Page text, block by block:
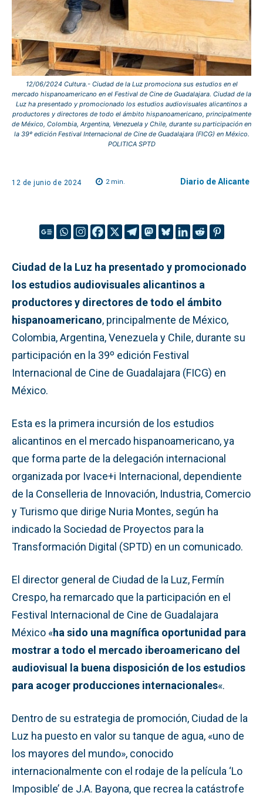
12/06/2024 Cultura.- Ciudad de la Luz promociona sus estudios en el
mercado hispanoamericano en el Festival de Cine de Guadalajara. Ciudad de la
Luz ha presentado y promocionado los estudios audiovisuales alicantinos a
productores y directores de todo el ámbito hispanoamericano, principalmente
de México, Colombia, Argentina, Venezuela y Chile, durante su participación en
la 39º edición Festival Internacional de Cine de Guadalajara (FICG) en México.
POLITICA SPTD
12 de junio de 2024 2min. Diario de Alicante
Ciudad de la Luz ha presentado y promocionado
los estudios audiovisuales alicantinos a
productores y directores de todo el ámbito
hispanoamericano, principalmente de México,
Colombia, Argentina, Venezuela y Chile, durante su
participación en la 39º edición Festival
Internacional de Cine de Guadalajara (FICG) en
México.
Esta es la primera incursión de los estudios
alicantinos en el mercado hispanoamericano, ya
que forma parte de la delegación internacional
organizada por Ivace+i Internacional, dependiente
de la Conselleria de Innovación, Industria, Comercio
y Turismo que dirige Nuria Montes, según ha
indicado la Sociedad de Proyectos para la
Transformación Digital (SPTD) en un comunicado.
El director general de Ciudad de la Luz, Fermín
Crespo, ha remarcado que la participación en el
Festival Internacional de Cine de Guadalajara
México «ha sido una magnífica oportunidad para
mostrar a todo el mercado iberoamericano del
audiovisual la buena disposición de los estudios
para acoger producciones internacionales«.
Dentro de su estrategia de promoción, Ciudad de la
Luz ha puesto en valor su tanque de agua, «uno de
los mayores del mundo», conocido
internacionalmente con el rodaje de la película ‘Lo
Imposible’ de J.A. Bayona, que recrea la catástrofe